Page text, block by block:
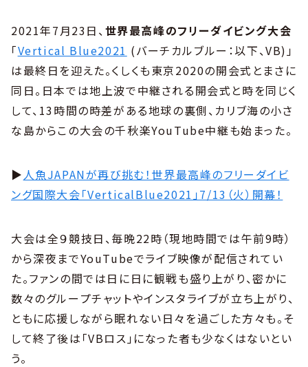
2021年7月23日、 世界最高峰のフリーダイビング大会
「Vertical Blue2021 (バーチカルブルー：以下、VB)」
は最終日を迎えた。くしくも東京2020の開会式とまさに
同日。日本では地上波で中継される開会式と時を同じく
して、13時間の時差がある地球の裏側、カリブ海の小さ
な島からこの大会の千秋楽YouTube中継も始まった。
▶︎ 人魚JAPANが再び挑む！世界最高峰のフリーダイビ
ング国際大会「VerticalBlue2021」7/13（火）開幕！
大会は全９競技日、毎晩22時（現地時間では午前9時）
から深夜までYouTubeでライブ映像が配信されてい
た。ファンの間では日に日に観戦も盛り上がり、密かに
数々のグループチャットやインスタライブが立ち上がり、
ともに応援しながら眠れない日々を過ごした方々も。そ
して終了後は「VBロス」になった者も少なくはないとい
う。